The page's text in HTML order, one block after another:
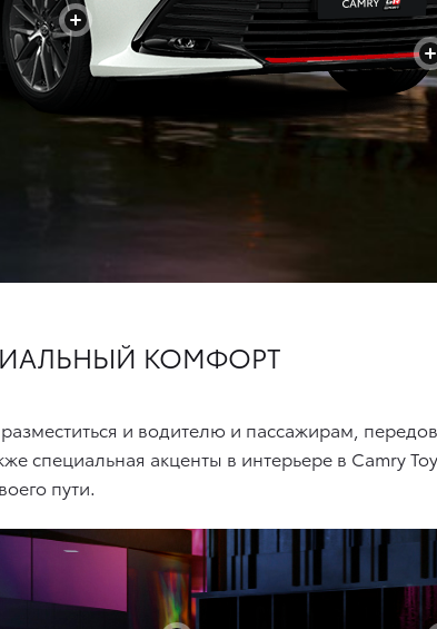
+
+
КОМФОРТ
и водителю и пассажирам,
специальная акценты в интерьере в Camry
пути.